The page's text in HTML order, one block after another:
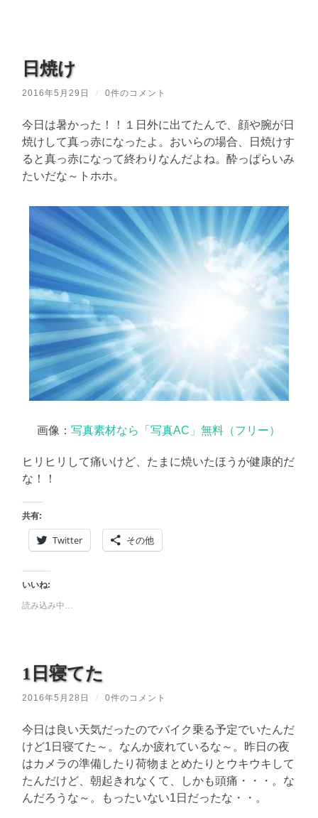
日焼け
2016年5月29日 / 0件のコメント
今日は暑かった！！１日外に出てたんで、顔や腕が日
焼けして真っ赤になったよ。おいらの場合、日焼けす
ると真っ赤になって終わりなんだよね。酔っぱらいみ
たいだな～トホホ。
画像：写真素材なら「写真AC」無料（フリー）
ヒリヒリして痛いけど、たまに焼いたほうが健康的だ
な！！
共有:
Twitter その他
いいね:
読み込み中…
1日寝てた
2016年5月28日 / 0件のコメント
今日は良い天気だったのでバイク乗る予定でいたんだ
けど1日寝てた～。なんか疲れているな～。昨日の夜
はカメラの準備したり荷物まとめたりとウキウキして
たんだけど、朝起きれなくて、しかも頭痛・・・。な
んだろうな～。もったいない1日だったな・・。